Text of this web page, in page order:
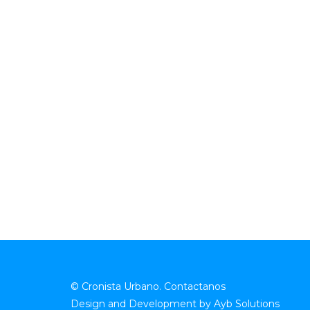
© Cronista Urbano. Contactanos
Design and Development by Ayb Solutions